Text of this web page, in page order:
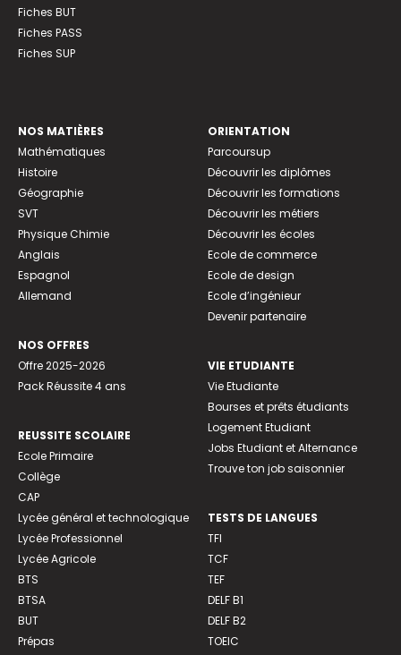
Fiches BUT
Fiches PASS
Fiches SUP
NOS MATIÈRES
Mathématiques
Histoire
Géographie
SVT
Physique Chimie
Anglais
Espagnol
Allemand
NOS OFFRES
Offre 2025-2026
Pack Réussite 4 ans
REUSSITE SCOLAIRE
Ecole Primaire
Collège
CAP
Lycée général et technologique
Lycée Professionnel
Lycée Agricole
BTS
BTSA
BUT
Prépas
ORIENTATION
Parcoursup
Découvrir les diplômes
Découvrir les formations
Découvrir les métiers
Découvrir les écoles
Ecole de commerce
Ecole de design
Ecole d’ingénieur
Devenir partenaire
VIE ETUDIANTE
Vie Etudiante
Bourses et prêts étudiants
Logement Etudiant
Jobs Etudiant et Alternance
Trouve ton job saisonnier
TESTS DE LANGUES
TFI
TCF
TEF
DELF B1
DELF B2
TOEIC